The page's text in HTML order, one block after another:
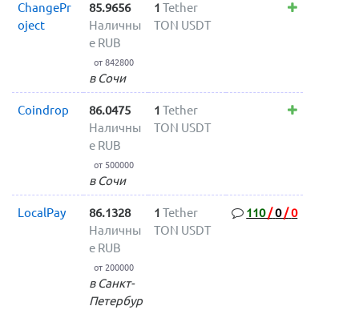
ChangePr
oject
85.9656
Наличны
е RUB
от 842800
в Сочи
1 Tether
TON USDT
Coindrop
86.0475
Наличны
е RUB
от 500000
в Сочи
1 Tether
TON USDT
LocalPay
86.1328
Наличны
е RUB
от 200000
в Санкт-
Петербур
1 Tether
TON USDT
110/0/0